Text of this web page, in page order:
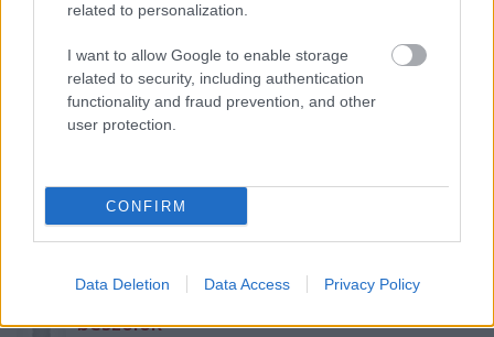
related to personalization.
I want to allow Google to enable storage
related to security, including authentication
functionality and fraud prevention, and other
user protection.
CONFIRM
Data Deletion Data Access Privacy Policy
Ez inkább valami morbid hullafotó-sorozat.
a mai szépségideál: legyél minél rondább és
soványabb... akkor tuti befutó vagy!
beszólok